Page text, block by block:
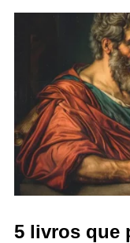
5 livros que